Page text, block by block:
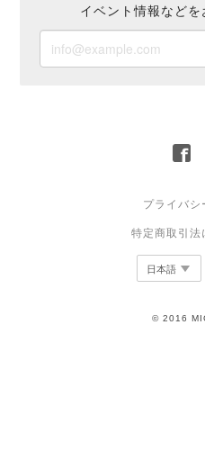
イベント情報などを
プライバシ
特定商取引法
© 2016